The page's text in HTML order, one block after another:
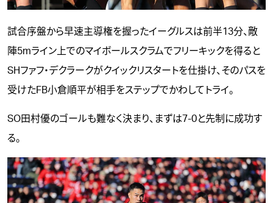
試合序盤から早速主導権を握ったイーグルスは前半13分、敵
陣5mライン上でのマイボールスクラムでフリーキックを得ると
SHファフ・デクラークがクイックリスタートを仕掛け、そのパスを
受けたFB小倉順平が相手をステップでかわしてトライ。
SO田村優のゴールも難なく決まり、まずは7-0と先制に成功す
る。